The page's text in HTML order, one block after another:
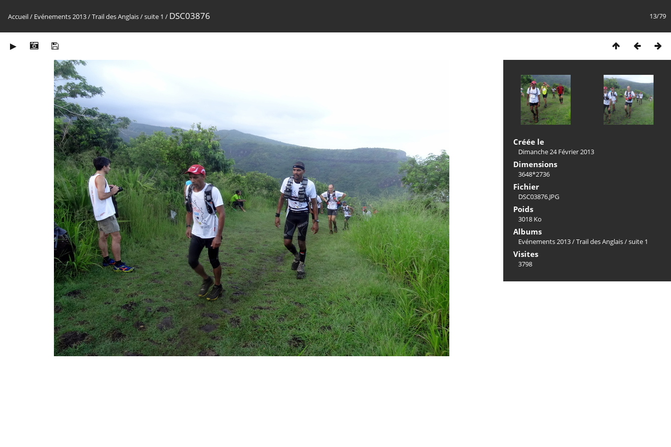
13/79
Accueil/ Evénements 2013/Trail des Anglais/suite 1 / DSC03876
Créée le
Dimanche 24 Février 2013
Dimensions
3648*2736
Fichier
DSC03876.JPG
Poids
3018 Ko
Albums
Evénements 2013/Trail des Anglais/suite 1
Visites
3798